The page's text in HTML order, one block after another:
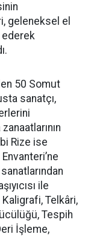
geleneksel el
ederek
50 Somut
sanatçı,
Rize ise
ile
Kaligrafi, Telkâri,
Tespih
İşleme,